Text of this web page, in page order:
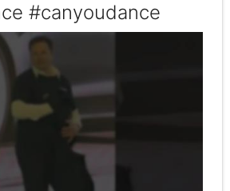
#canyoudance